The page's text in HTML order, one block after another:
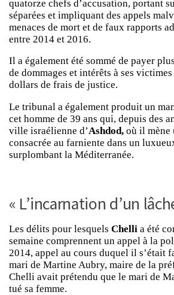
quatorze chefs d’accusation, portant
séparées et impliquant des appels
menaces de mort et de faux rapports
entre 2014 et 2016.
Il a également été sommé de payer
de dommages et intérêts à ses
dollars de frais de justice.
Le tribunal a également produit un
cet homme de 39 ans qui, depuis des
ville israélienne d’Ashdod, où il mène
consacrée au farniente dans un
surplombant la Méditerranée.
« L’incarnation d’un
Les délits pour lesquels Chelli a été
semaine comprennent un appel à la
2014, appel au cours duquel il s’était
mari de Martine Aubry, maire de la
Chelli avait prétendu que le mari de
tué sa femme.